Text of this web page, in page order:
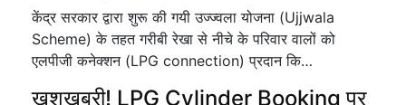
केंद्र सरकार द्वारा शुरू की गयी उज्ज्वला योजना (Ujjwala
Scheme) के तहत गरीबी रेखा से नीचे के परिवार वालों को
एलपीजी कनेक्शन (LPG connection) प्रदान कि…
खुशखबरी! LPG Cylinder Booking पर